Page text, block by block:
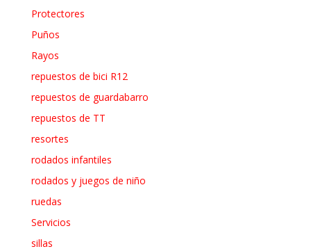
Protectores
Puños
Rayos
repuestos de bici R12
repuestos de guardabarro
repuestos de TT
resortes
rodados infantiles
rodados y juegos de niño
ruedas
Servicios
sillas